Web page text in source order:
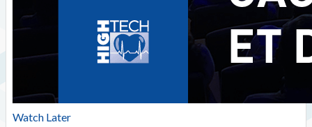
Watch Later